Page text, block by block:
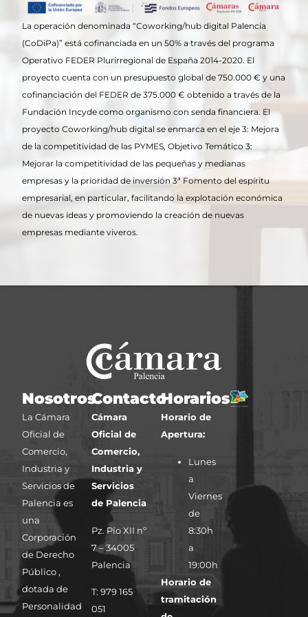
La operación denominada “Coworking/hub digital Palencia
(CoDiPa)” está cofinanciada en un 50% a través del programa
Operativo FEDER Plurirregional de España 2014-2020. El
proyecto cuenta con un presupuesto global de 750.000 € y una
cofinanciación del FEDER de 375.000 € obtenido a través de la
Fundación Incyde como organismo con senda financiera. El
proyecto Coworking/hub digital se enmarca en el eje 3: Mejora
de la competitividad de las PYMES, Objetivo Temático 3:
Mejorar la competitividad de las pequeñas y medianas
empresas y la prioridad de inversión 3ª Fomento del espíritu
empresarial, en particular, facilitando la explotación económica
de nuevas ideas y promoviendo la creación de nuevas
empresas mediante viveros.
Nosotros
La Cámara
Oficial de
Comercio,
Industria y
Servicios de
Palencia es
una
Corporación
de Derecho
Público ,
dotada de
Personalidad
Contacto
Cámara
Oficial de
Comercio,
Industria y
Servicios
de Palencia
Pz. Pío XII nº
7 – 34005
Palencia
T: 979 165
051
Horarios
Horario de
Apertura:
Lunes
a
Viernes
de
8:30h
a
19:00h
Horario de
tramitación